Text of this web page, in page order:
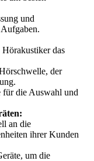
und
Hörakustiker das
der
für die Auswahl und
an die
ihrer Kunden
um die